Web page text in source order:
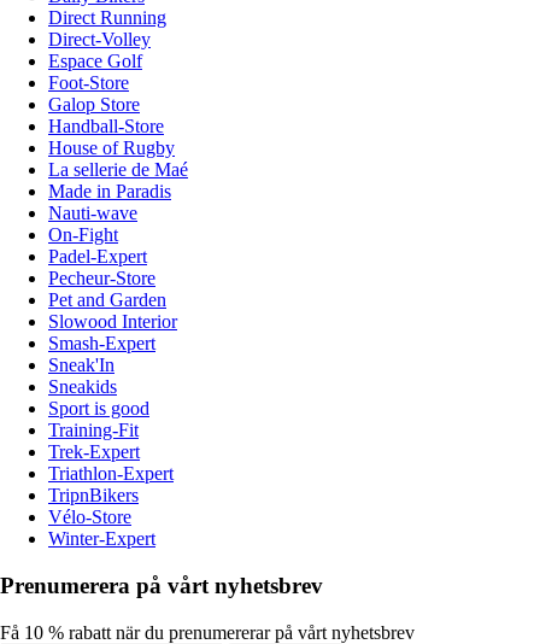
Direct Running
Direct-Volley
Espace Golf
Foot-Store
Galop Store
Handball-Store
House of Rugby
La sellerie de Maé
Made in Paradis
Nauti-wave
On-Fight
Padel-Expert
Pecheur-Store
Pet and Garden
Slowood Interior
Smash-Expert
Sneak'In
Sneakids
Sport is good
Training-Fit
Trek-Expert
Triathlon-Expert
TripnBikers
Vélo-Store
Winter-Expert
Prenumerera på vårt nyhetsbrev
Få 10 % rabatt när du prenumererar på vårt nyhetsbrev